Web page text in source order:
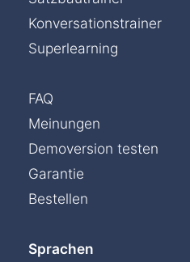
Konversationstrainer
Superlearning
FAQ
Meinungen
Demoversion testen
Garantie
Bestellen
Sprachen